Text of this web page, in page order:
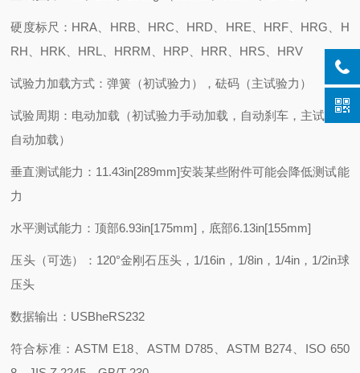
硬度标尺：HRA、HRB、HRC、HRD、HRE、HRF、HRG、H
RH、HRK、HRL、HRRM、HRP、HRR、HRS、HRV
试验力加载方式：弹簧（初试验力），砝码（主试验力）
试验周期：电动加载（初试验力手动加载，自动刹车，主试验力
自动加载）
垂直测试能力：11.43in[289mm]安装某些附件可能会降低测试能
力
水平测试能力：顶部6.93in[175mm]，底部6.13in[155mm]
压头（可选）：120°金刚石压头，1/16in，1/8in，1/4in，1/2in球
压头
数据输出：USBheRS232
符合标准：ASTM E18、ASTM D785、ASTM B274、ISO 650